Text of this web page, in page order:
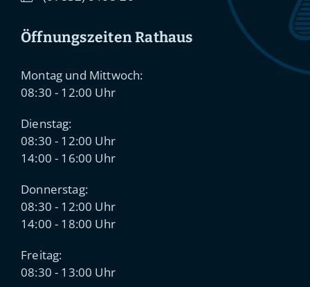
Öffnungszeiten Rathaus
Montag und Mittwoch:
08:30 - 12:00 Uhr
Dienstag:
08:30 - 12:00 Uhr
14:00 - 16:00 Uhr
Donnerstag:
08:30 - 12:00 Uhr
14:00 - 18:00 Uhr
Freitag:
08:30 - 13:00 Uhr